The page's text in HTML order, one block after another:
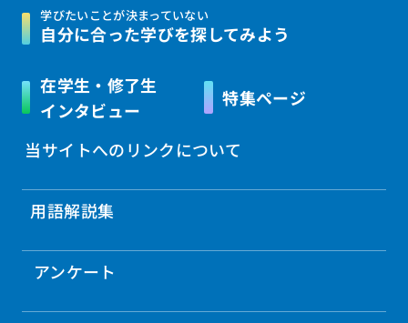
学びたいことが決まっていない
自分に合った学びを探してみよう
在学生・修了生
インタビュー
特集ページ
当サイトへのリンクについて
用語解説集
アンケート